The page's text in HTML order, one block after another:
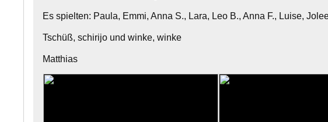
Es spielten: Paula, Emmi, Anna S., Lara, Leo B., Anna F., Luise,
Tschüß, schirijo und winke, winke
Matthias